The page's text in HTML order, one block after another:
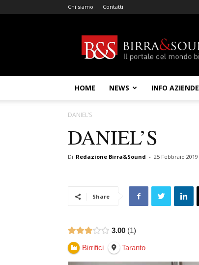
Chi siamo Contatti
&
Sound
HOME NEWS INFO AZIENDE
DANIEL’S
DANIEL’S
Di Redazione Birra&Sound - 25 Febbraio 2019
Share
3.00 1
Birrifici Taranto